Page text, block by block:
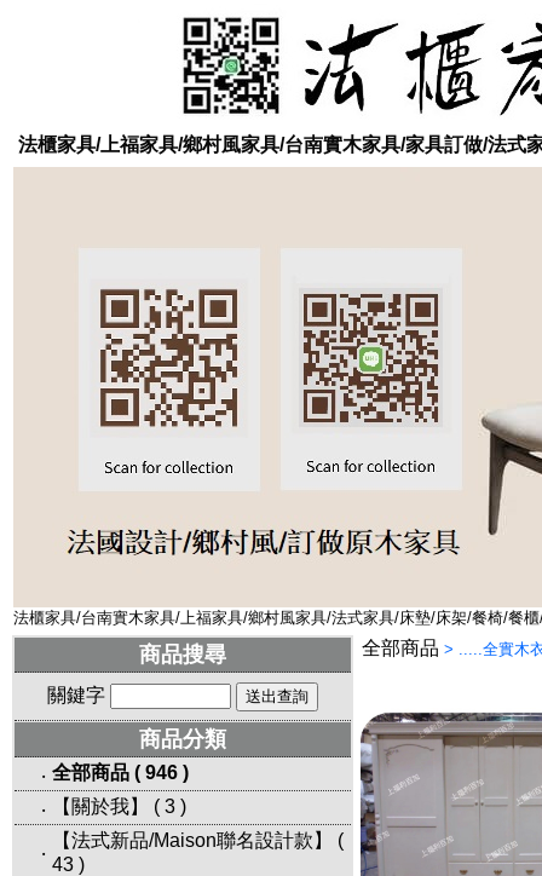
法櫃家具/上福家具/鄉村風家具/台南實木家具/家具訂做/法式
法櫃家具/台南實木家具/上福家具/鄉村風家具/法式家具/床墊/床架/餐椅/餐
商品搜尋
關鍵字
商品分類
‧ 全部商品 ( 946 )
‧
【關於我】 ( 3 )
‧
【法式新品/Maison聯名設計款】
(
43 )
全部商品 > .....全實木